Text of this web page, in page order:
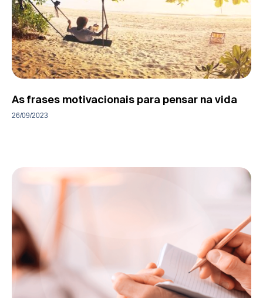
As frases motivacionais para pensar na vida
26/09/2023